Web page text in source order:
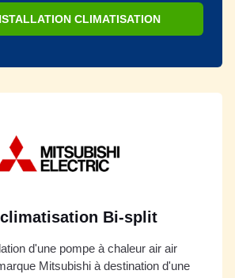
CLIMATISATION
Bi-split
d'une pompe à chaleur air air
Mitsubishi à destination d'une